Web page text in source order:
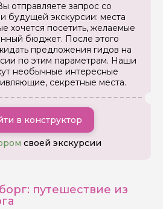
отправляете запрос со
будущей экскурсии: места
хочется посетить, желаемые
бюджет. После этого
предложения гидов на
по этим параметрам. Наши
необычные интересные
секретные места.
в конструктор
своей экскурсии
путешествие из